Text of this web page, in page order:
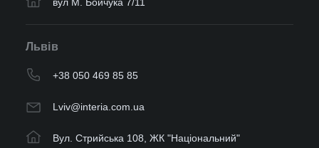
вул М. Бойчука 7/11
Львів
+38 050 469 85 85
Lviv@interia.com.ua
Вул. Стрийська 108, ЖК "Національний"